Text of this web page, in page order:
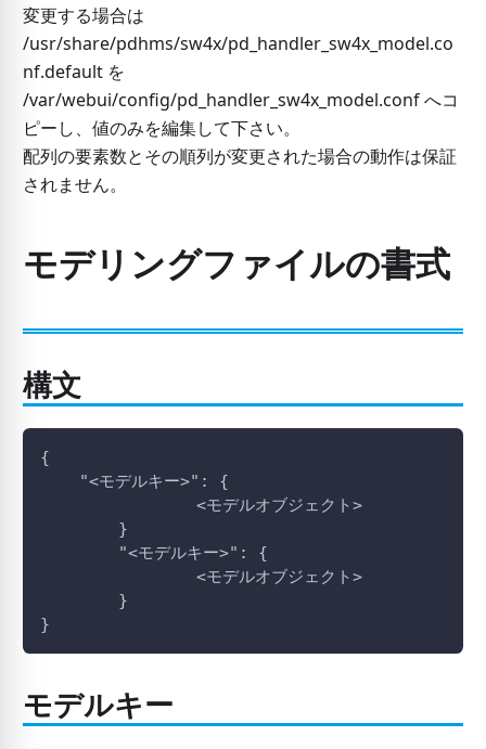
変更する場合は
/usr/share/pdhms/sw4x/pd_handler_sw4x_model.co
nf.default を
/var/webui/config/pd_handler_sw4x_model.conf へコ
ピーし、値のみを編集して下さい。
配列の要素数とその順列が変更された場合の動作は保証
されません。
モデリングファイルの書式
構文
{
    "<モデルキー>": {
                <モデルオブジェクト>
        }
        "<モデルキー>": {
                <モデルオブジェクト>
        }
}
モデルキー